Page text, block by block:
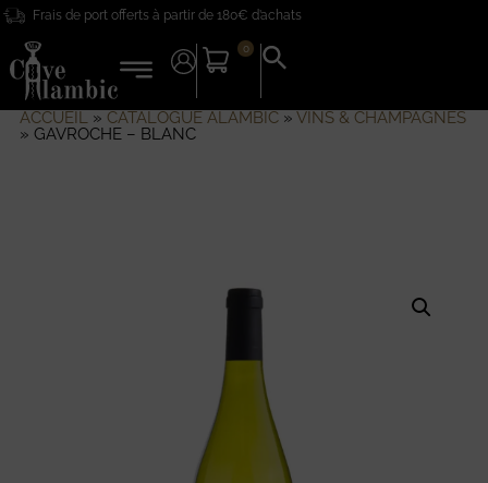
Frais de port offerts à partir de 180€ d’achats
0
Search
for:
ACCUEIL» CATALOGUE ALAMBIC» VINS & CHAMPAGNES
» GAVROCHE – BLANC